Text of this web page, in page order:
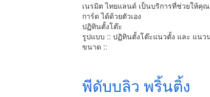
เนรมิต ไทยแลนด์ เป็นบริการที่ช่วยให้คุ
การ์ด ได้ด้วยตัวเอง
ปฏิทินตั้งโต๊ะ
รูปแบบ :: ปฏิทินตั้งโต๊ะแนวตั้ง และ แนว
ขนาด ::
พีดับบลิว พริ้นติ้ง